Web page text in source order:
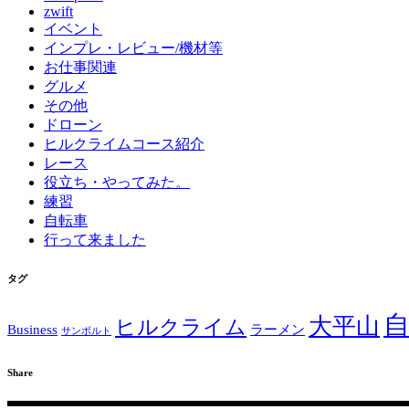
zwift
イベント
インプレ・レビュー/機材等
お仕事関連
グルメ
その他
ドローン
ヒルクライムコース紹介
レース
役立ち・やってみた。
練習
自転車
行って来ました
タグ
Business サンボルト ヒルクライム ラーメン 大平山
Share